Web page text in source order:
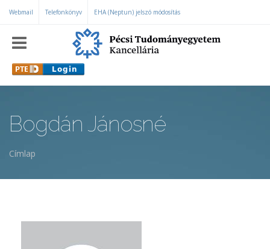
Ugrás a tartalomra
Webmail Telefonkönyv EHA (Neptun) jelszó módosítás
Bogdán Jánosné
Címlap